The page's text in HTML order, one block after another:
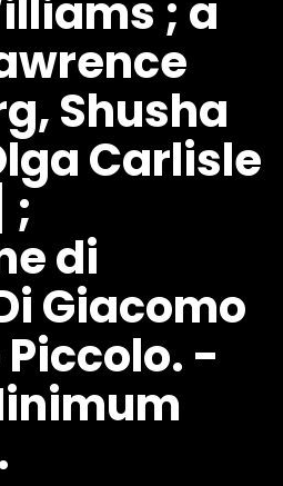
; a
Shusha
Carlisle
;
di
Giacomo
-